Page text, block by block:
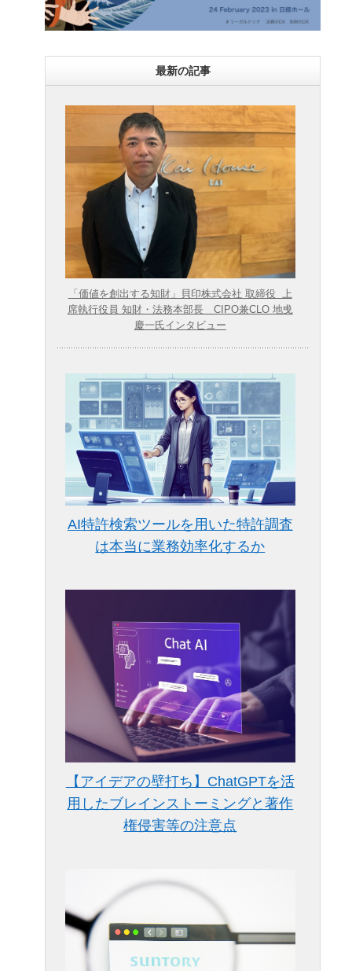
最新の記事
「価値を創出する知財」貝印株式会社 取締役 上
席執行役員 知財・法務本部長 CIPO兼CLO 地曵
慶一氏インタビュー
AI特許検索ツールを用いた特許調査
は本当に業務効率化するか
【アイデアの壁打ち】ChatGPTを活
用したブレインストーミングと著作
権侵害等の注意点